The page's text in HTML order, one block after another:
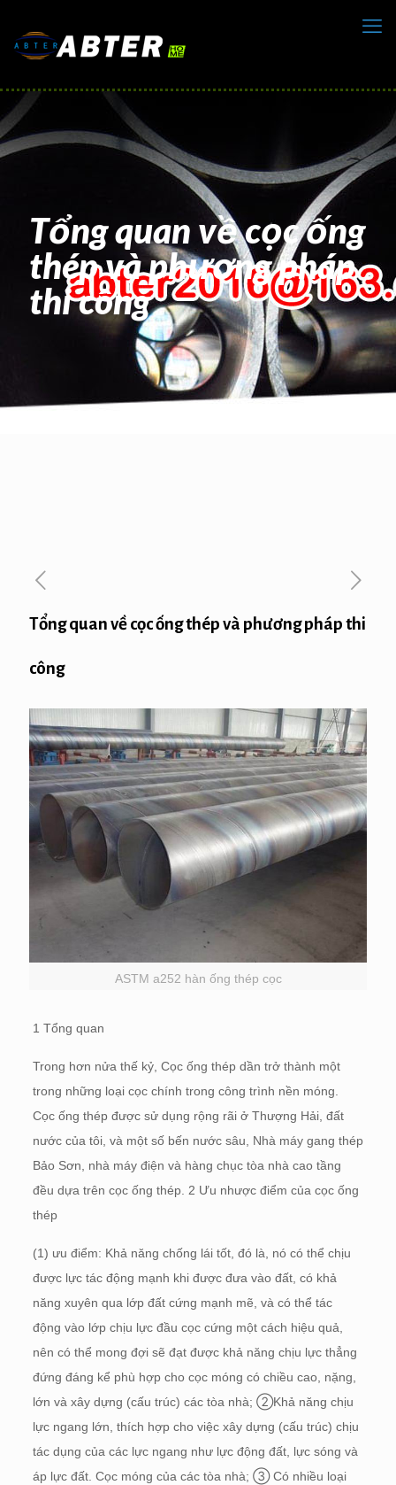
Tổng quan về cọc ống
thép và phương pháp
thi công
Tổng quan về cọc ống thép và phương pháp thi
công
ASTM a252 hàn ống thép cọc
1 Tổng quan
Trong hơn nửa thế kỷ, Cọc ống thép dần trở thành một
trong những loại cọc chính trong công trình nền móng.
Cọc ống thép được sử dụng rộng rãi ở Thượng Hải, đất
nước của tôi, và một số bến nước sâu, Nhà máy gang thép
Bảo Sơn, nhà máy điện và hàng chục tòa nhà cao tầng
đều dựa trên cọc ống thép. 2 Ưu nhược điểm của cọc ống
thép
(1) ưu điểm: Khả năng chống lái tốt, đó là, nó có thể chịu
được lực tác động mạnh khi được đưa vào đất, có khả
năng xuyên qua lớp đất cứng mạnh mẽ, và có thể tác
động vào lớp chịu lực đầu cọc cứng một cách hiệu quả,
nên có thể mong đợi sẽ đạt được khả năng chịu lực thẳng
đứng đáng kể phù hợp cho cọc móng có chiều cao, nặng,
lớn và xây dựng (cấu trúc) các tòa nhà; ②Khả năng chịu
lực ngang lớn, thích hợp cho việc xây dựng (cấu trúc) chịu
tác dụng của các lực ngang như lực động đất, lực sóng và
áp lực đất. Cọc móng của các tòa nhà; ③ Có nhiều loại